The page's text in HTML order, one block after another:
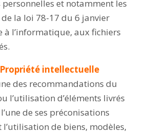
personnelles et notamment les
la loi 78-17 du 6 janvier
à l’informatique, aux fichiers
intellectuelle
des recommandations du
l’utilisation d’éléments livrés
de ses préconisations
de biens, modèles,